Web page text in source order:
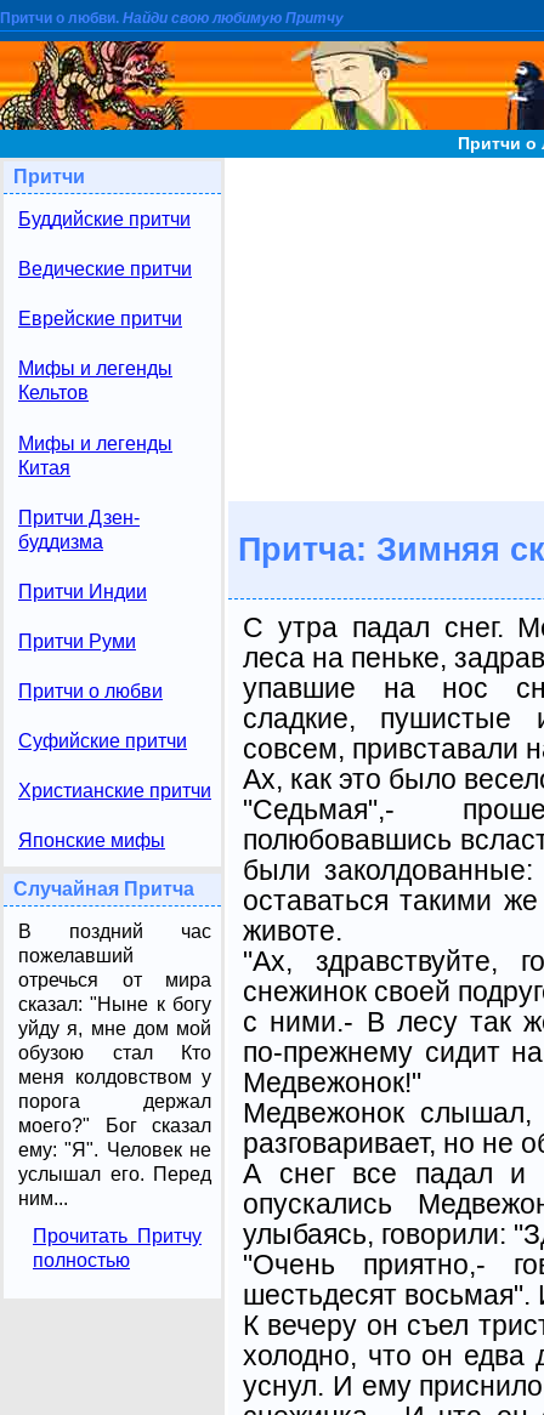
Притчи о любви. Найди свою любимую Притчу
Притчи о
Притчи
Буддийские притчи
Ведические притчи
Еврейские притчи
Мифы и легенды
Кельтов
Мифы и легенды
Китая
Притчи Дзен-
буддизма
Притчи Индии
Притчи Руми
Притчи о любви
Суфийские притчи
Христианские притчи
Японские мифы
Случайная Притча
В поздний час
пожелавший
отречься от мира
сказал: "Ныне к богу
уйду я, мне дом мой
обузою стал Кто
меня колдовством у
порога держал
моего?" Бог сказал
ему: "Я". Человек не
услышал его. Перед
ним...
Прочитать Притчу
полностью
Притча: Зимняя
С утра падал снег.
леса на пеньке,
упавшие на нос
сладкие, пушистые
совсем, привставали
Ах, как это было
"Седьмая",-
полюбовавшись
были
оставаться такими
животе.
"Ах, здравствуйте,
снежинок своей
с ними.- В лесу так
по-прежнему сидит
Медвежонок!"
Медвежонок слышал,
разговаривает, но не
А снег все падал и
опускались
улыбаясь, говорили:
"Очень приятно,-
шестьдесят
К вечеру он съел
холодно, что он едва
уснул. И ему